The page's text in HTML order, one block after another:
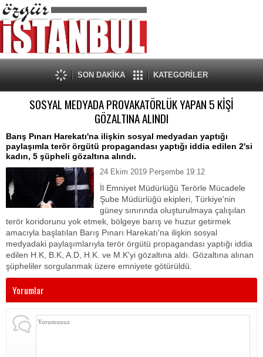
SON DAKİKA KATEGORİLER
SOSYAL MEDYADA PROVAKATÖRLÜK YAPAN 5 KİŞİ
GÖZALTINA ALINDI
Barış Pınarı Harekatı'na ilişkin sosyal medyadan yaptığı
paylaşımla terör örgütü propagandası yaptığı iddia edilen 2'si
kadın, 5 şüpheli gözaltına alındı.
24 Ekim 2019 Perşembe 19:12
İl Emniyet Müdürlüğü Terörle Mücadele
Şube Müdürlüğü ekipleri, Türkiye'nin
güney sınırında oluşturulmaya çalışılan
terör koridorunu yok etmek, bölgeye barış ve huzur getirmek
amacıyla başlatılan Barış Pınarı Harekatı'na ilişkin sosyal
medyadaki paylaşımlarıyla terör örgütü propagandası yaptığı iddia
edilen H.K, B.K, A.D, H.K. ve M.K'yi gözaltına aldı. Gözaltına alınan
şüpheliler sorgulanmak üzere emniyete götürüldü.
Yorumlar